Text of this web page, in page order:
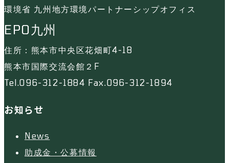
環境省 九州地方環境パートナーシップオフィス
EPO九州
住所：熊本市中央区花畑町4-18
熊本市国際交流会館２F
Tel.096-312-1884 Fax.096-312-1894
お知らせ
News
助成金・公募情報